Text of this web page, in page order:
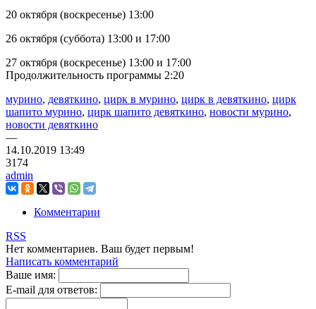
20 октября (воскресенье) 13:00
26 октября (суббота) 13:00 и 17:00
27 октября (воскресенье) 13:00 и 17:00
Продолжительность программы 2:20
мурино, девяткино, цирк в мурино, цирк в девяткино, цирк
шапито мурино, цирк шапито девяткино, новости мурино,
новости девяткино
—
14.10.2019 13:49
3174
admin
Комментарии
RSS
Нет комментариев. Ваш будет первым!
Написать комментарий
Ваше имя:
E-mail для ответов: